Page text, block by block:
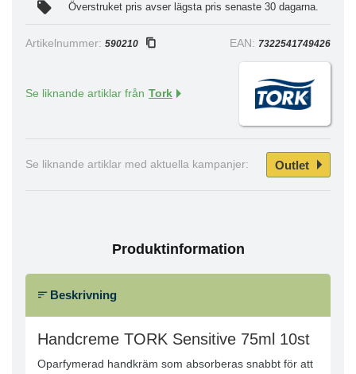
Överstruket pris avser lägsta pris senaste 30 dagarna.
Artikelnummer: 590210 EAN: 7322541749426
Se liknande artiklar från Tork
Se liknande artiklar med aktuella kampanjer: Outlet
Produktinformation
Beskrivning
Handcreme TORK Sensitive 75ml 10st
Oparfymerad handkräm som absorberas snabbt för att